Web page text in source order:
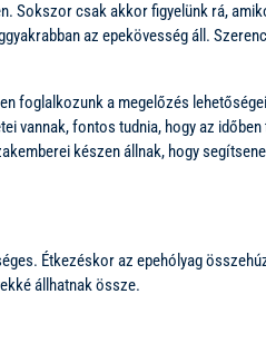
Sokszor csak akkor figyelünk rá,
az epekövesség áll.
foglalkozunk a megelőzés
vannak, fontos tudnia, hogy az
készen állnak, hogy
Étkezéskor az epehólyag
állhatnak össze.